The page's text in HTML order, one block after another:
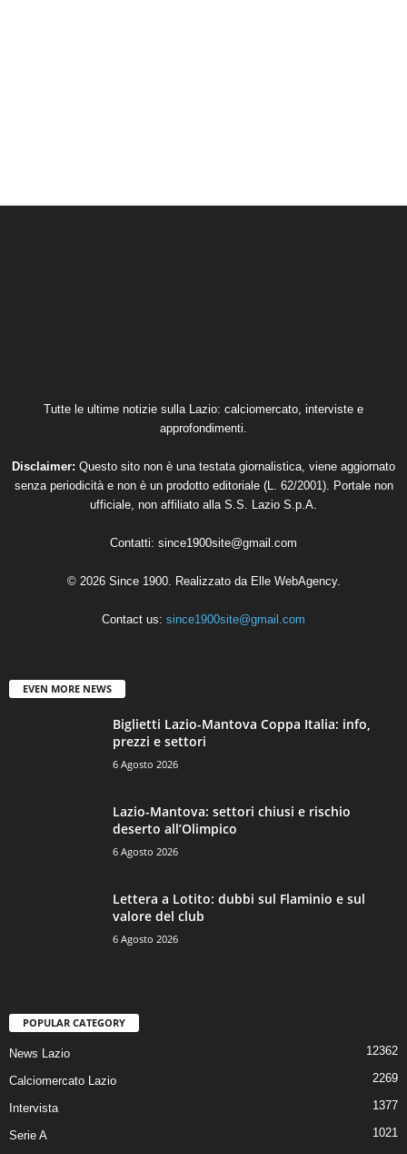
Tutte le ultime notizie sulla Lazio: calciomercato, interviste e
approfondimenti.
Disclaimer: Questo sito non è una testata giornalistica, viene aggiornato
senza periodicità e non è un prodotto editoriale (L. 62/2001). Portale non
ufficiale, non affiliato alla S.S. Lazio S.p.A.
Contatti: since1900site@gmail.com
© 2026 Since 1900. Realizzato da Elle WebAgency.
Contact us: since1900site@gmail.com
EVEN MORE NEWS
Biglietti Lazio-Mantova Coppa Italia: info,
prezzi e settori
6 Agosto 2026
Lazio-Mantova: settori chiusi e rischio
deserto all’Olimpico
6 Agosto 2026
Lettera a Lotito: dubbi sul Flaminio e sul
valore del club
6 Agosto 2026
POPULAR CATEGORY
News Lazio 12362
Calciomercato Lazio 2269
Intervista 1377
Serie A
1021